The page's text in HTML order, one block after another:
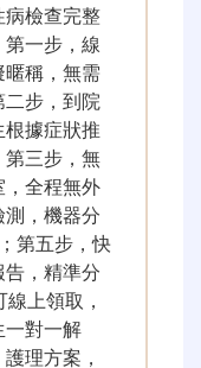
檢查完整
一步，線
稱，無需
步，到院
據症狀推
三步，無
全程無外
，機器分
第五步，快
，精準分
上領取，
一對一解
理方案，